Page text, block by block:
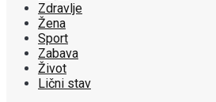
Zdravlje
Žena
Sport
Zabava
Život
Lični stav